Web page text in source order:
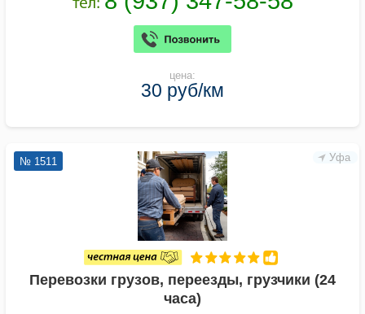
цена:
30 руб/км
Уфа
№ 1511
Перевозки грузов, переезды, грузчики (24
часа)